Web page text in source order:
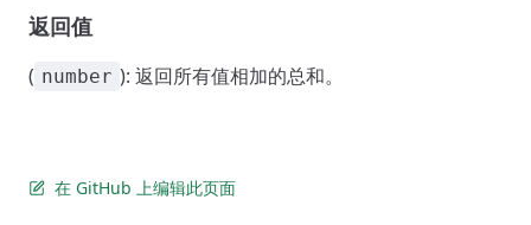
返回值
( number ): 返回所有值相加的总和。
在 GitHub 上编辑此页面